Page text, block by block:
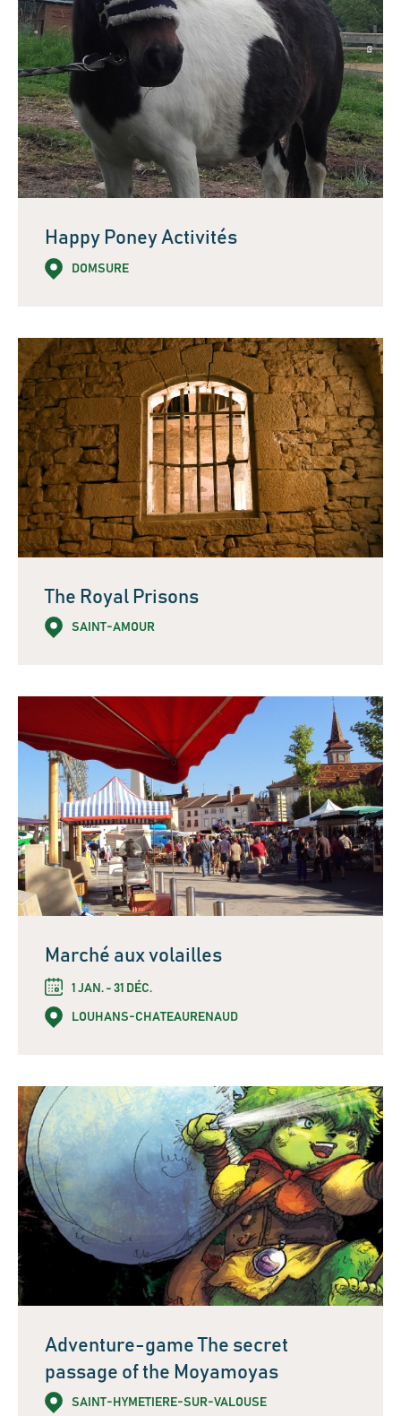
Happy Poney Activités
DOMSURE
The Royal Prisons
SAINT-AMOUR
Marché aux volailles
1 JAN. - 31 DÉC.
LOUHANS-CHATEAURENAUD
Adventure-game The secret
passage of the Moyamoyas
SAINT-HYMETIERE-SUR-VALOUSE